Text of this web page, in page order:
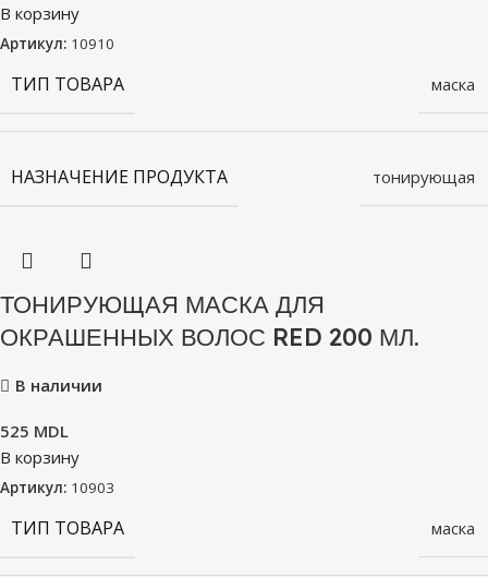
В корзину
Артикул: 10910
ТИП ТОВАРА маска
НАЗНАЧЕНИЕ ПРОДУКТА тонирующая
ТОНИРУЮЩАЯ МАСКА ДЛЯ
ОКРАШЕННЫХ ВОЛОС RED 200 МЛ.
В наличии
525 MDL
В корзину
Артикул: 10903
ТИП ТОВАРА маска